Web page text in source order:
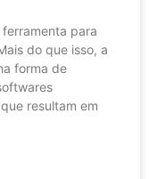
para
do que isso, a
forma de
resultam em